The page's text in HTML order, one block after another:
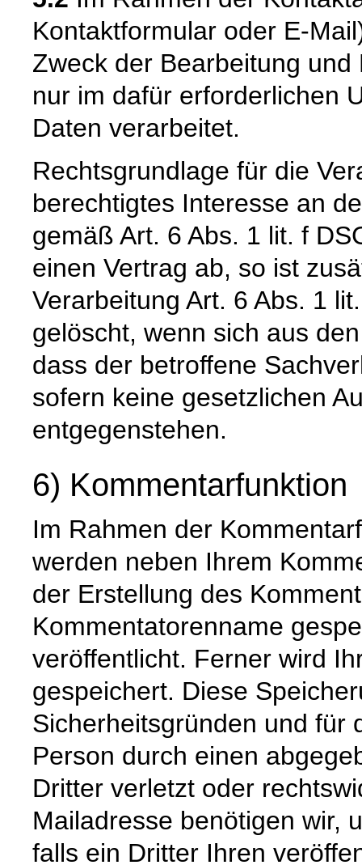
Kontaktformular oder E-
Zweck der Bearbeitung
nur im dafür erforderlichen
Daten verarbeitet.
Rechtsgrundlage für die
berechtigtes Interesse an
gemäß Art. 6 Abs. 1 lit. f
einen Vertrag ab, so ist
Verarbeitung Art. 6 Abs. 1
gelöscht, wenn sich aus
dass der betroffene
sofern keine gesetzlichen
entgegenstehen.
6) Kommentarfunktion
Im Rahmen der
werden neben Ihrem
der Erstellung des
Kommentatorenname
veröffentlicht. Ferner wird
gespeichert. Diese
Sicherheitsgründen und für
Person durch einen
Dritter verletzt oder
Mailadresse benötigen wir,
falls ein Dritter Ihren